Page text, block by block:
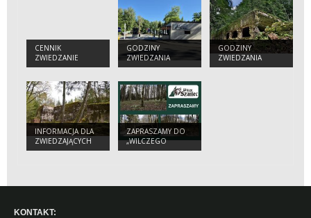
CENNIK
ZWIEDZANIE
GODZINY
ZWIEDZANIA
GODZINY
ZWIEDZANIA
OBIEKTU
INFORMACJA DLA
ZWIEDZAJĄCYCH
ZAPRASZAMY DO
„WILCZEGO
SZAŃCA”
KONTAKT: